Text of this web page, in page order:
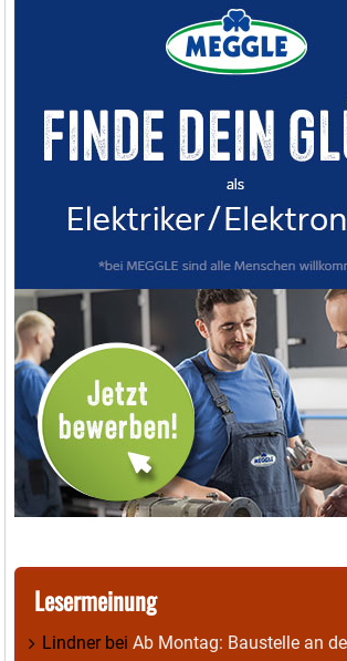
Lesermeinung
Lindnerbei Ab Montag: Baustelle an